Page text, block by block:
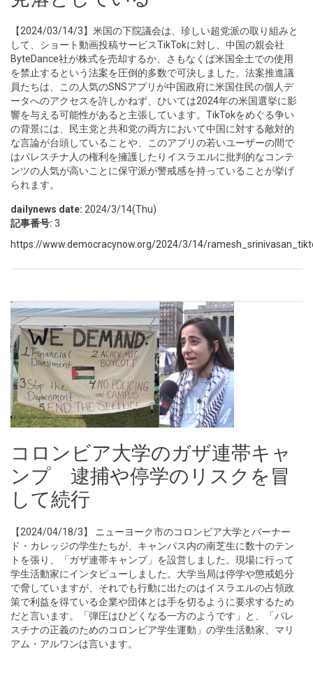
【2024/03/14/3】米国の下院議会は、珍しい超党派の取り組みと
して、ショート動画投稿サービスTikTokに対し、中国の親会社
ByteDance社が株式を売却するか、さもなくば米国全土での使用
を禁止するという法案を圧倒的多数で可決しました。法案推進議
員たちは、この人気のSNSアプリが中国政府に米国住民の個人デ
ータへのアクセスを許しかねず、ひいては2024年の米国選挙に影
響を与える可能性があると主張しています。TikTokをめぐる争い
の背景には、民主党と共和党の両方において中国に対する敵対的
な言論が台頭していることや、このアプリの若いユーザーの間で
はパレスチナ人の権利を擁護したりイスラエルに批判的なコンテ
ンツの人気が高いことに保守派が警戒感を持っていることが挙げ
られます。
dailynews date: 2024/3/14(Thu)
記事番号: 3
https://www.democracynow.org/2024/3/14/
コロンビア大学のガザ連帯キャ
ンプ 逮捕や停学のリスクを冒
して続行
【2024/04/18/3】 ニューヨーク市のコロンビア大学とバーナー
ド・カレッジの学生たちが、キャンパス内の南芝生に数十のテン
トを張り、「ガザ連帯キャンプ」を設営しました。現場に行って
学生活動家にインタビューしました。大学当局は停学や懲戒処分
で脅していますが、それでも行動に出たのはイスラエルの占領政
策で利益を得ている企業や団体とは手を切るように要求するため
だと言います。「弾圧はひどくなる一方のようです」と、「パレ
スチナの正義のためのコロンビア学生運動」の学生活動家、マリ
アム・アルワンは言います。